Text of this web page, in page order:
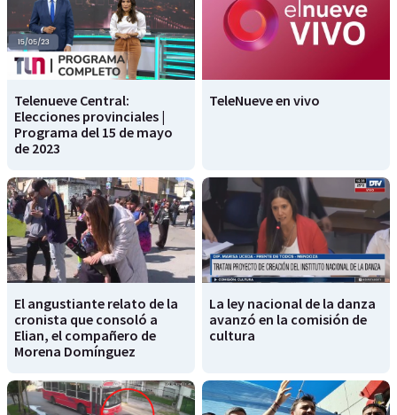
Telenueve Central:
Elecciones provinciales |
Programa del 15 de mayo
de 2023
TeleNueve en vivo
El angustiante relato de la
cronista que consoló a
Elian, el compañero de
Morena Domínguez
La ley nacional de la danza
avanzó en la comisión de
cultura